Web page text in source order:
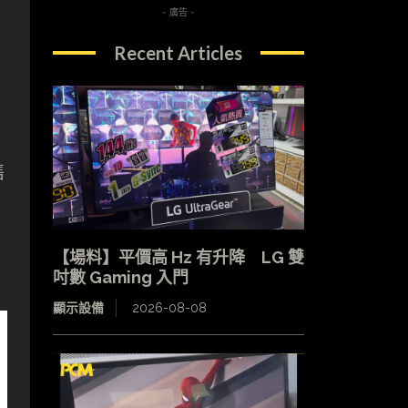
- 廣告 -
Recent Articles
【場料】平價高 Hz 有升降 LG 雙
吋數 Gaming 入門
顯示設備 2026-08-08